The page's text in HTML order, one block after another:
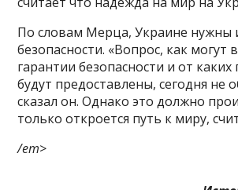
По словам Мерца, Украине нужны
безопасности. «Вопрос, как могут
гарантии безопасности и от каких
будут предоставлены, сегодня не
сказал он. Однако это должно
только откроется путь к миру,
/em>